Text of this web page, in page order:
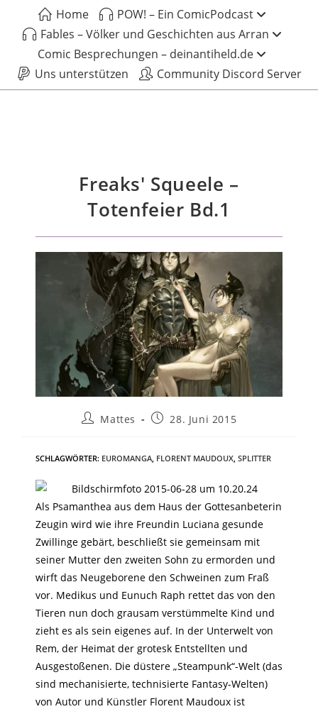
Home
POW! – Ein ComicPodcast
Fables – Völker und Geschichten aus Arran
Comic Besprechungen – deinantiheld.de
Uns unterstützen
Community Discord Server
Freaks' Squeele –
Totenfeier Bd.1
Mattes 28. Juni 2015
SCHLAGWÖRTER: EUROMANGA FLORENT MAUDOUX SPLITTER
Als Psamanthea aus dem Haus der Gottesanbeterin
Zeugin wird wie ihre Freundin Luciana gesunde
Zwillinge gebärt, beschließt sie gemeinsam mit
seiner Mutter den zweiten Sohn zu ermorden und
wirft das Neugeborene den Schweinen zum Fraß
vor. Medikus und Eunuch Raph rettet das von den
Tieren nun doch grausam verstümmelte Kind und
zieht es als sein eigenes auf. In der Unterwelt von
Rem, der Heimat der grotesk Entstellten und
Ausgestoßenen. Die düstere „Steampunk“-Welt (das
sind mechanisierte, technisierte Fantasy-Welten)
von Autor und Künstler Florent Maudoux ist